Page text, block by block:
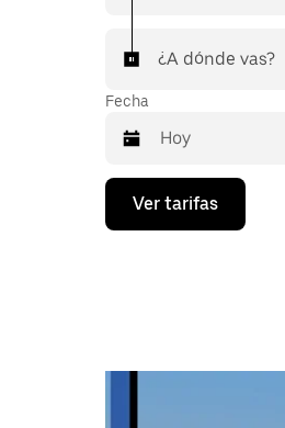
¿A dónde vas?
Fecha
Presiona
flecha
calendario
Ver tarifas